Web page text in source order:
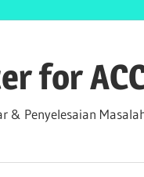
for
Penyelesaian